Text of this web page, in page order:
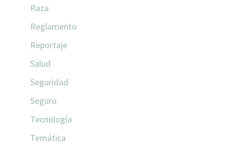
Raza
Reglamento
Reportaje
Salud
Seguridad
Seguro
Tecnología
Temática